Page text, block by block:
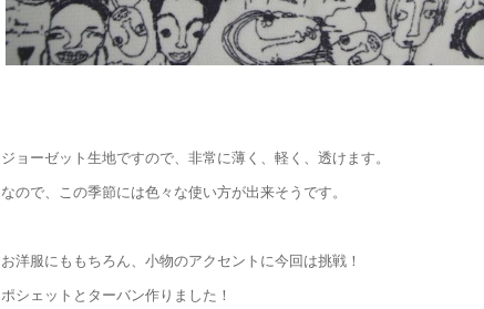
ジョーゼット生地ですので、 非常に薄く、軽く、透けます。
なので、この季節には色々な使い方が出来そうです。
お洋服にももちろん、小物のアクセントに今回は挑戦！
ポシェットとターバン作りました！